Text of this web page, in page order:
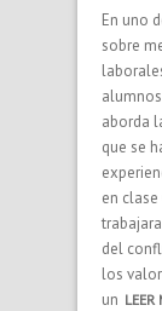
En uno
sobre
aborda
que se
en
del
los
un LEER